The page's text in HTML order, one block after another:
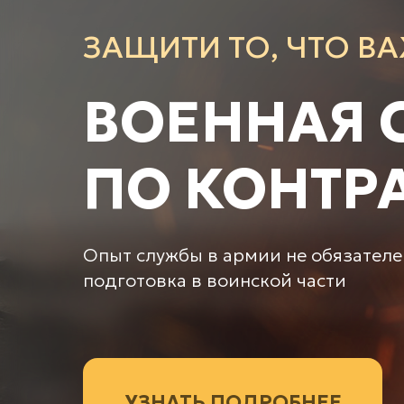
ЗАЩИТИ ТО, ЧТО
ВОЕННАЯ
ПО
Опыт службы в армии не
подготовка в воинской части